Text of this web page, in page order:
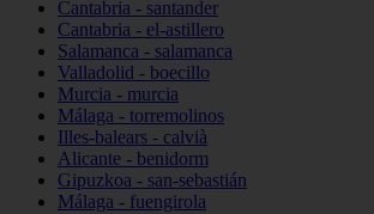
Cantabria - santander
Cantabria - el-astillero
Salamanca - salamanca
Valladolid - boecillo
Murcia - murcia
Málaga - torremolinos
Illes-balears - calvià
Alicante - benidorm
Gipuzkoa - san-sebastián
Málaga - fuengirola